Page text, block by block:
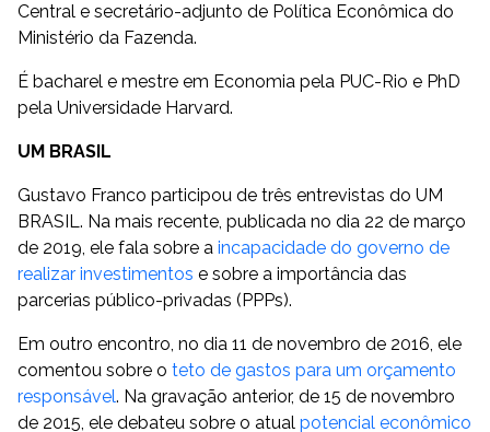
Central e secretário-adjunto de Política Econômica do
Ministério da Fazenda.
É bacharel e mestre em Economia pela PUC-Rio e PhD
pela Universidade Harvard.
UM BRASIL
Gustavo Franco participou de três entrevistas do UM
BRASIL. Na mais recente, publicada no dia 22 de março
de 2019, ele fala sobre a incapacidade do governo de
realizar investimentos e sobre a importância das
parcerias público-privadas (PPPs).
Em outro encontro, no dia 11 de novembro de 2016, ele
comentou sobre o teto de gastos para um orçamento
responsável. Na gravação anterior, de 15 de novembro
de 2015, ele debateu sobre o atual potencial econômico